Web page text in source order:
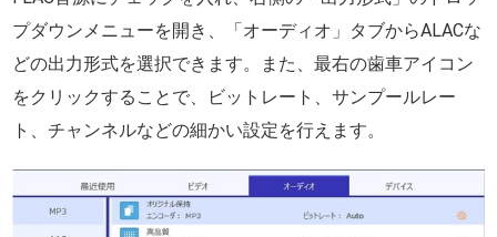
プダウンメニューを開き、「オーディオ」タブからALACな
どの出力形式を選択できます。また、最右の歯車アイコン
をクリックすることで、ビットレート、サンプールレー
ト、チャンネルなどの細かい設定を行えます。